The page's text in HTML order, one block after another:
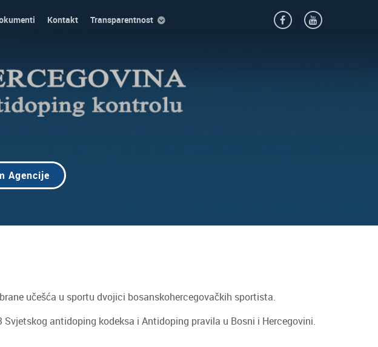
Kontakt Transparentnost
Agencije
učešća u sportu dvojici bosanskohercegovačkih sportista.
antidoping kodeksa i Antidoping pravila u Bosni i Hercegovini.